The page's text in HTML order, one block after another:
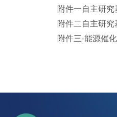
附件一自主研
附件二自主研
附件三-能源催